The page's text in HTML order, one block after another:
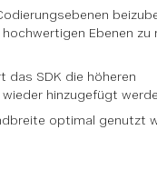
Ebenen zu
das SDK die höheren
hinzugefügt
optimal genutzt